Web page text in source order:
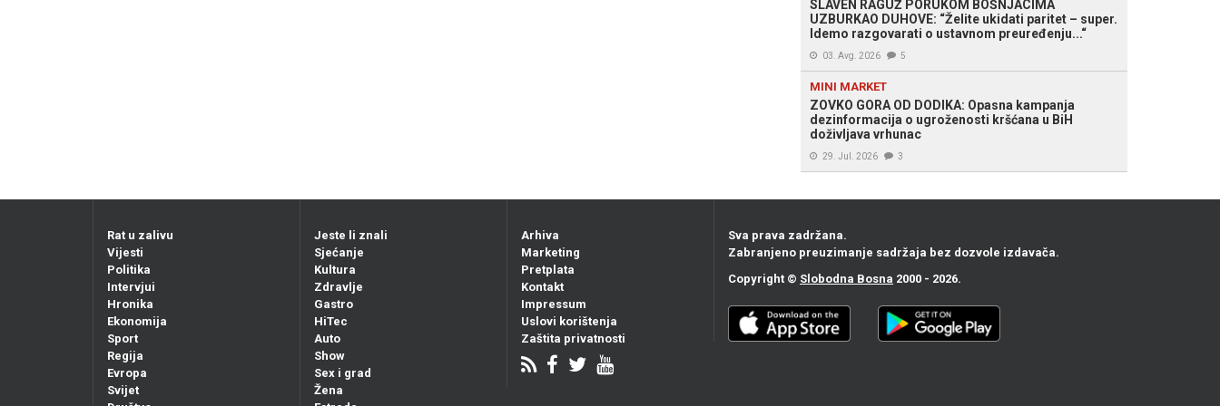
SLAVEN RAGUŽ PORUKOM BOŠNJACIMA
UZBURKAO DUHOVE: “Želite ukidati paritet – super.
Idemo razgovarati o ustavnom preuređenju...“
03. Avg. 2026 5
MINI MARKET
ZOVKO GORA OD DODIKA: Opasna kampanja
dezinformacija o ugroženosti kršćana u BiH
doživljava vrhunac
29. Jul. 2026 3
Rat u zalivu
Vijesti
Politika
Intervjui
Hronika
Ekonomija
Sport
Regija
Evropa
Svijet
Jeste li znali
Sjećanje
Kultura
Zdravlje
Gastro
HiTec
Auto
Show
Sex i grad
Žena
Arhiva
Marketing
Pretplata
Kontakt
Impressum
Uslovi korištenja
Zaštita privatnosti
Sva prava zadržana.
Zabranjeno preuzimanje sadržaja bez dozvole izdavača.
Copyright © Slobodna Bosna 2000 - 2026.